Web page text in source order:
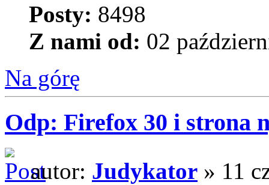
Posty: 8498
Z nami od: 02
Na górę
Odp: Firefox 30 i strona
autor: Judykator » 11